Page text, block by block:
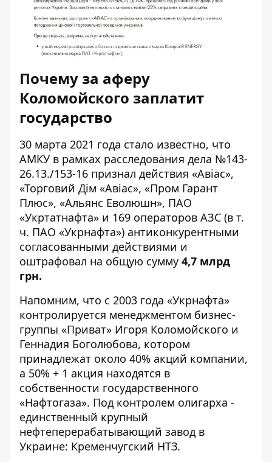
Почему за аферу
Коломойского заплатит
государство
30 марта 2021 года стало известно, что
АМКУ в рамках расследования дела №143-
26.13./153-16 признал действия «Авіас»,
«Торговий Дім «Авіас», «Пром Гарант
Плюс», «Альянс Еволюшн», ПАО
«Укртатнафта» и 169 операторов АЗС (в т.
ч. ПАО «Укрнафта») антиконкурентными
согласованными действиями и
оштрафовал на общую сумму 4,7 млрд
грн.
Напомним, что с 2003 года «Укрнафта»
контролируется менеджментом бизнес-
группы «Приват» Игоря Коломойского и
Геннадия Боголюбова, котором
принадлежат около 40% акций компании,
а 50% + 1 акция находятся в
собственности государственного
«Нафтогаза». Под контролем олигарха -
единственный крупный
нефтеперерабатывающий завод в
Украине: Кременчугский НТЗ.